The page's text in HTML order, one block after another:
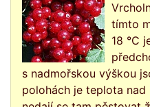
tímto
18 °C
s nadmořskou výškou
polohách je teplota